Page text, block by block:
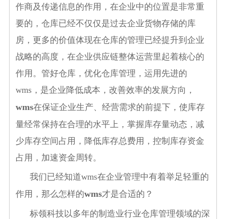
作商及传递信息的作用，在企业中的位置是非常重
要的，仓库已经不仅仅是过去企业货物存储的库
房，更多的价值体现在仓库的管理已经提升到企业
战略的高度，在企业供应链整体运营里起着核心的
作用。管好仓库，优化仓库管理，运用先进的
wms ，是企业降低成本，改善效率的发展方向，
wms在保证企业生产、经营需求的前提下，使库存
量经常保持在合理的水平上，掌握库存量动态，减
少库存空间占用，降低库存总费用，控制库存资金
占用，加速资金周转。
我们已经知道wms在企业管理中有着举足轻重的
作用，那么怎样的wms才是合适的？
标领科技以多年的制造业行业仓库管理领域的深